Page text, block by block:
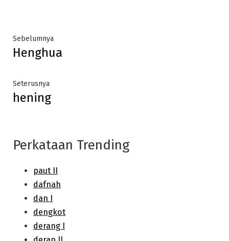
Post
navigation
SebelumnyaPrevious
post:
Henghua
SeterusnyaNext
post:
hening
Perkataan Trending